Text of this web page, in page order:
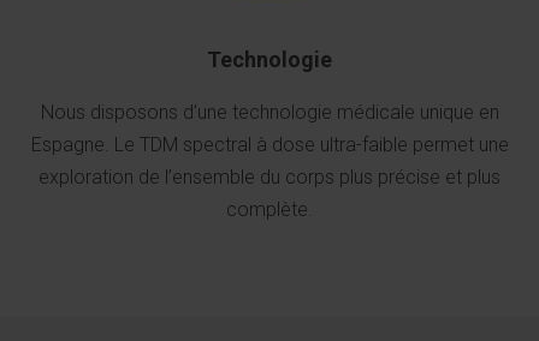
Technologie
Nous disposons d’une technologie médicale unique en
Espagne. Le TDM spectral à dose ultra-faible permet une
exploration de l’ensemble du corps plus précise et plus
complète.